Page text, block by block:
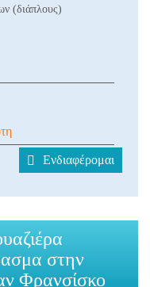
(διάπλους)
Ενδιαφέρομαι
στην
Φρανσίσκο